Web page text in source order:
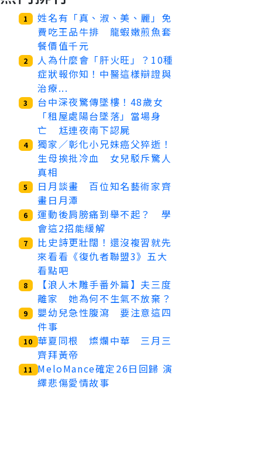
1
姓名有「真、淑、美、麗」免
費吃王品牛排 龍蝦嫩煎魚套
餐價值千元
2
人為什麼會「肝火旺」？10種
症狀報你知！中醫這樣辯證與
治療...
3
台中深夜驚傳墜樓！48歲女
「租屋處陽台墜落」當場身
亡 尪連夜南下認屍
4
獨家／彰化小兄妹癌父猝逝！
生母挨批冷血 女兒駁斥驚人
真相
5
日月談畫 百位知名藝術家齊
畫日月潭
6
運動後肩膀痛到舉不起？ 學
會這2招能緩解
7
比史詩更壯闊！還沒複習就先
來看看《復仇者聯盟3》五大
看點吧
8
【浪人木雕手番外篇】夫三度
離家 她為何不生氣不放棄？
9
嬰幼兒急性腹瀉 要注意這四
件事
10 華夏同根 燦爛中華 三月三
齊拜黃帝
11
MeloMance確定26日回歸 演
繹悲傷愛情故事